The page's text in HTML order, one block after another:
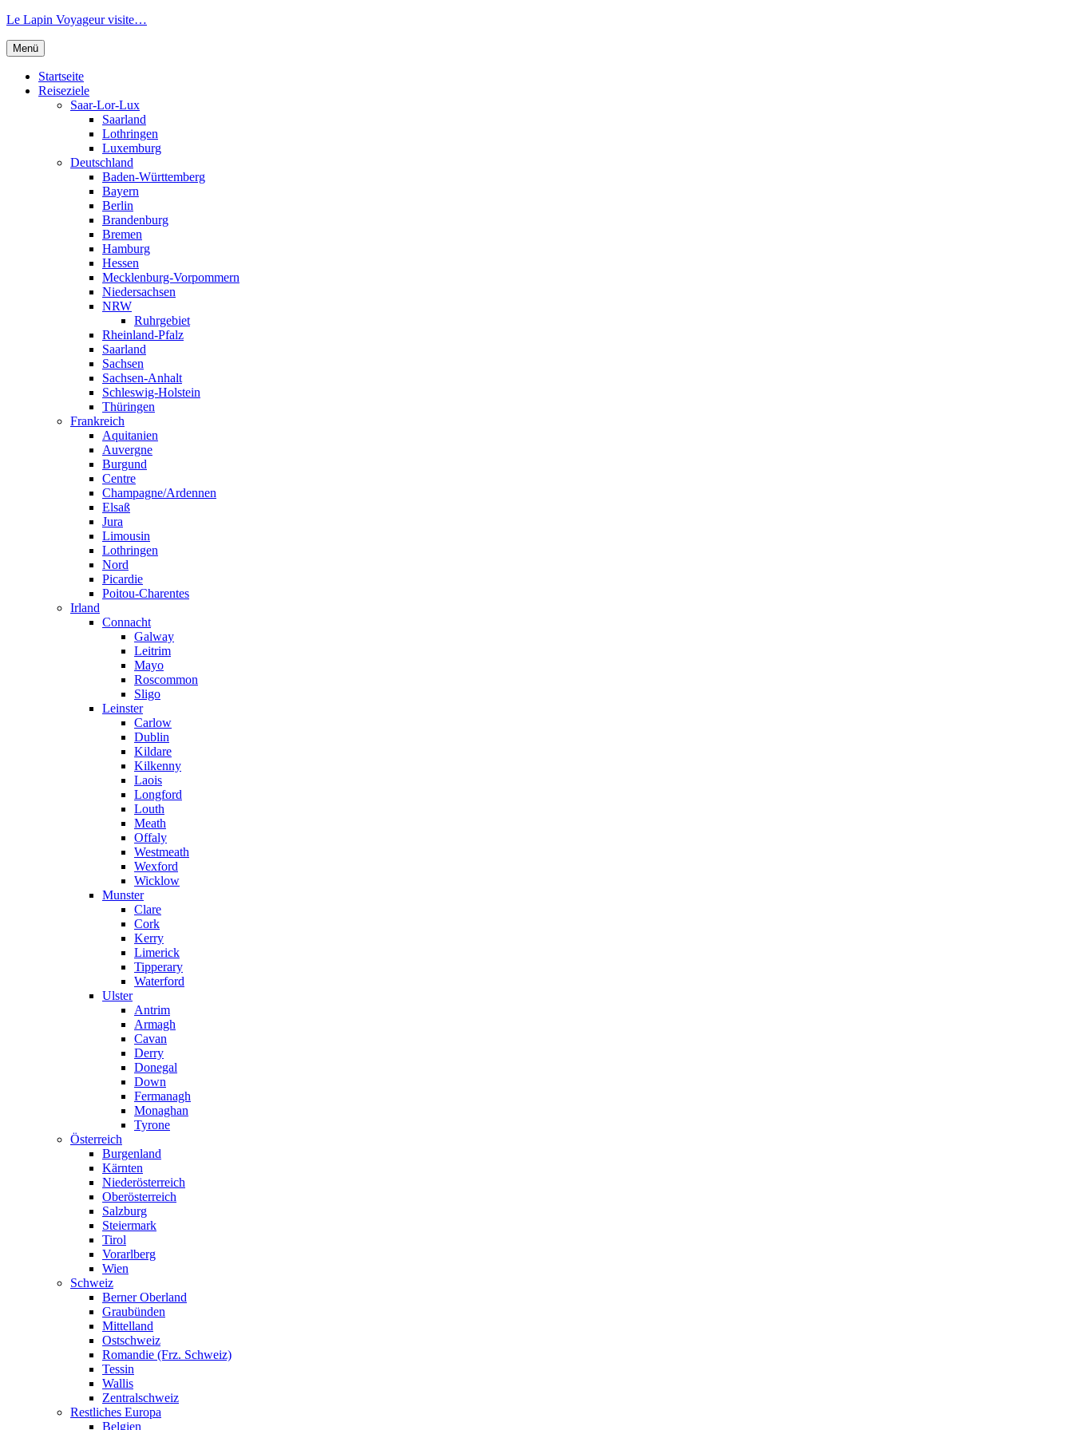
Zum
springen
Le Lapin Voyageur visite…
Menü
Startseite
Reiseziele
Saar-Lor-Lux
Saarland
Lothringen
Luxemburg
Deutschland
Baden-Württemberg
Bayern
Berlin
Brandenburg
Bremen
Hamburg
Hessen
Mecklenburg-Vorpommern
Niedersachsen
NRW
Ruhrgebiet
Rheinland-Pfalz
Saarland
Sachsen
Sachsen-Anhalt
Schleswig-Holstein
Thüringen
Frankreich
Aquitanien
Auvergne
Burgund
Centre
Champagne/Ardennen
Elsaß
Jura
Limousin
Lothringen
Nord
Picardie
Poitou-Charentes
Irland
Connacht
Galway
Leitrim
Mayo
Roscommon
Sligo
Leinster
Carlow
Dublin
Kildare
Kilkenny
Laois
Longford
Louth
Meath
Offaly
Westmeath
Wexford
Wicklow
Munster
Clare
Cork
Kerry
Limerick
Tipperary
Waterford
Ulster
Antrim
Armagh
Cavan
Derry
Donegal
Down
Fermanagh
Monaghan
Tyrone
Österreich
Burgenland
Kärnten
Niederösterreich
Oberösterreich
Salzburg
Steiermark
Tirol
Vorarlberg
Wien
Schweiz
Berner Oberland
Graubünden
Mittelland
Ostschweiz
Romandie (Frz. Schweiz)
Tessin
Wallis
Zentralschweiz
Restliches Europa
Belgien